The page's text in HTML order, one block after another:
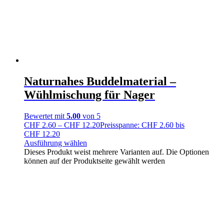
Naturnahes Buddelmaterial –
Wühlmischung für Nager
Bewertet mit 5.00 von 5
CHF 2.60 – CHF 12.20Preisspanne: CHF 2.60 bis
CHF 12.20
Ausführung wählen
Dieses Produkt weist mehrere Varianten auf. Die Optionen
können auf der Produktseite gewählt werden